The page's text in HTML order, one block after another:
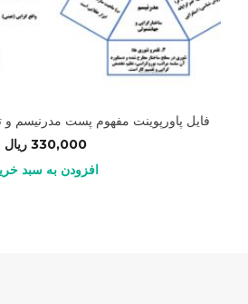
فایل پاورپوینت مفهوم پست مدرنیسم
330,000 ریال
افزودن به سبد